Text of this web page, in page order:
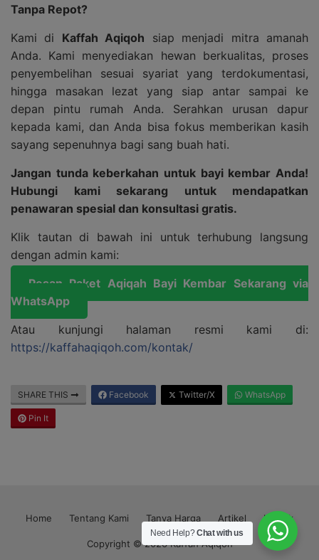
Tanpa Repot?
Kami di Kaffah Aqiqoh siap menjadi mitra amanah
Anda. Kami menyediakan hewan berkualitas, proses
penyembelihan sesuai syariat yang terdokumentasi,
hingga masakan lezat yang siap antar sampai ke
depan pintu rumah Anda. Serahkan urusan dapur
kepada kami, dan Anda bisa fokus memberikan kasih
sayang sepenuhnya bagi sang buah hati.
Jangan tunda keberkahan untuk bayi kembar Anda!
Hubungi kami sekarang untuk mendapatkan
penawaran spesial dan konsultasi gratis.
Klik tautan di bawah ini untuk terhubung langsung
dengan admin kami:
Pesan Paket Aqiqah Bayi Kembar Sekarang via
WhatsApp
Atau kunjungi halaman resmi kami di:
https://kaffahaqiqoh.com/kontak/
SHARE THIS Facebook Twitter/X WhatsApp
Pin It
Home Tentang Kami Tanya Harga Artikel Kontak
Copyright © 2026 Kaffah Aqiqoh
Need Help?Chat with us